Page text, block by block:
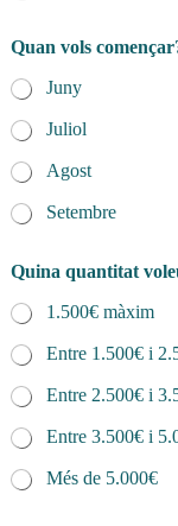
Quan vols
Juny
Juliol
Agost
Setembre
Quina quantitat
1.500€ màxim
Entre 1.500€ i
Entre 2.500€ i
Entre 3.500€ i
Més de 5.000€